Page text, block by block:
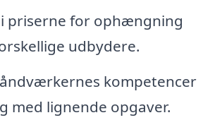
i priserne for ophængning
udbydere.
kompetencer
med lignende opgaver.